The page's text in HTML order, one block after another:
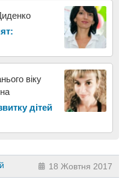
віку
дітей
18 Жовтня 2017